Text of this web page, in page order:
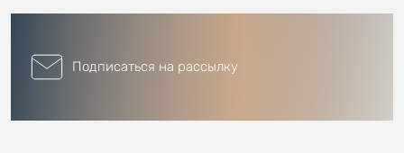
Подписаться на рассылку